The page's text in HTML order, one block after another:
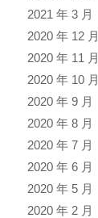
2021 年 3 月
2020 年 12 月
2020 年 11 月
2020 年 10 月
2020 年 9 月
2020 年 8 月
2020 年 7 月
2020 年 6 月
2020 年 5 月
2020 年 2 月